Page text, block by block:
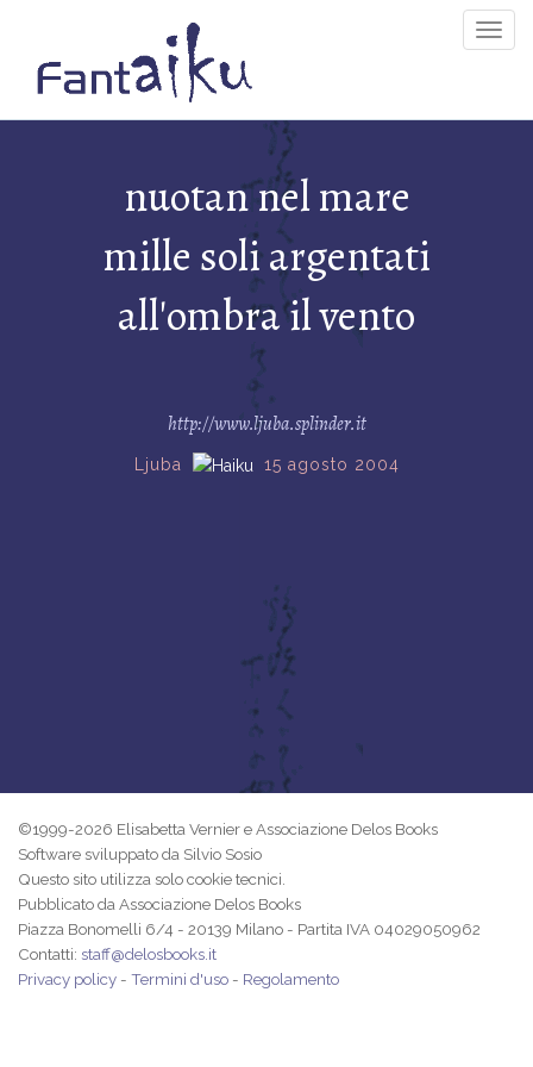
nuotan nel mare
mille soli argentati
all'ombra il vento
http://www.ljuba.splinder.it
Ljuba 15 agosto 2004
©1999-2026 Elisabetta Vernier e Associazione Delos Books
Software sviluppato da Silvio Sosio
Questo sito utilizza solo cookie tecnici.
Pubblicato da Associazione Delos Books
Piazza Bonomelli 6/4 - 20139 Milano - Partita IVA 04029050962
Contatti: staff@delosbooks.it
Privacy policy - Termini d'uso - Regolamento